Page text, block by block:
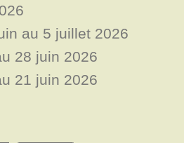
au 5 juillet 2026
28 juin 2026
21 juin 2026